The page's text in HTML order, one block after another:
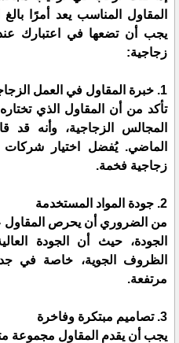
المقاول المناسب يعد أمرًا
يجب أن تضعها في اعتبارك عند
زجاجية:
1. خبرة المقاول في العمل الزجاجي
تأكد من أن المقاول الذي
المجالس الزجاجية، وأنه قد
الماضي. يُفضل اختيار
زجاجية فخمة.
2. جودة المواد المستخدمة
من الضروري أن يحرص المقاول
الجودة، حيث أن الجودة
الظروف الجوية، خاصة في
مرتفعة.
3. تصاميم مبتكرة وفاخرة
يجب أن يقدم المقاول مجموعة